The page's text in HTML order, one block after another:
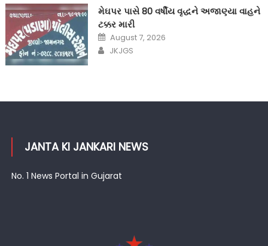
મેઘપર પાસે 80 વર્ષીય વૃદ્ધને અજાણ્યા વાહને
ટક્કર મારી
Posted
on
August 7, 2026
Author
JKJGS
JANTA KI JANKARI NEWS
No. 1 News Portal in Gujarat